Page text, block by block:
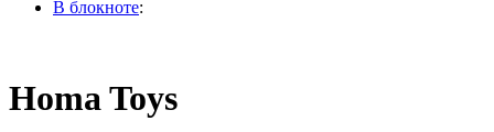
В блокноте:
Homa Toys